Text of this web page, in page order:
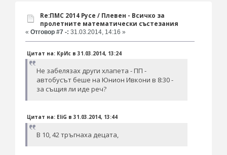
Re:ПМС 2014 Русе / Плевен - Всичко за
пролетните математически състезания
« Отговор #7 -: 31.03.2014, 14:16 »
Цитат на: КрИс в 31.03.2014, 13:24
Не забелязах други хлапета - ПП -
автобусът беше на Юнион Ивкони в 8:30 -
за същия ли иде реч?
Цитат на: EliG в 31.03.2014, 13:44
В 10, 42 тръгнаха децата,